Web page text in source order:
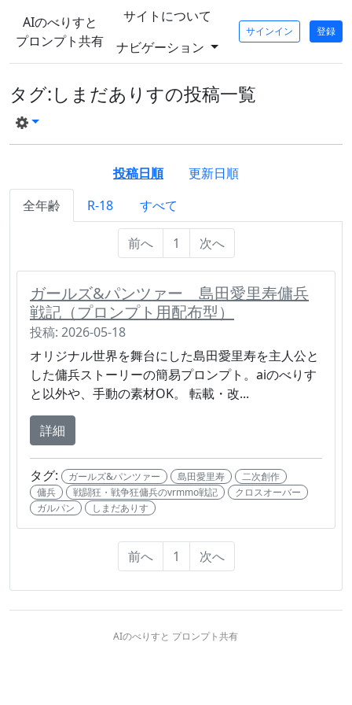
AIのべりすと
プロンプト共有
サイトについて
ナビゲーション
サインイン 登録
タグ:しまだありすの投稿一覧
投稿日順
更新日順
全年齢
R-18 すべて
前へ 1 次へ
ガールズ&パンツァー 島田愛里寿傭兵
戦記（プロンプト用配布型）
投稿: 2026-05-18
オリジナル世界を舞台にした島田愛里寿を主人公と
した傭兵ストーリーの簡易プロンプト。aiのべりす
と以外や、手動の素材OK。 転載・改...
詳細
タグ: ガールズ&パンツァー 島田愛里寿
二次創作
傭兵
戦闘狂・戦争狂傭兵のvrmmo戦記
クロスオーバー
ガルパン
しまだありす
前へ 1 次へ
AIのべりすと プロンプト共有